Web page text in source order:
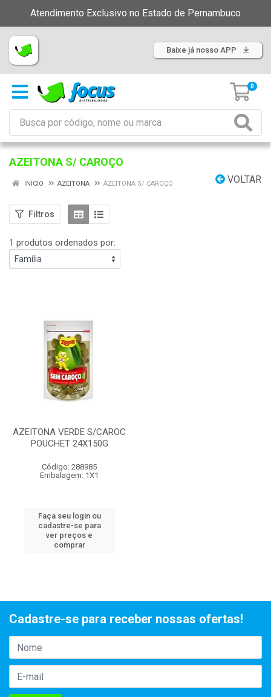
Atendimento Exclusivo no Estado de Pernambuco
Baixe já nosso APP
0
AZEITONA S/ CAROÇO
VOLTAR
INÍCIO AZEITONA AZEITONA S/ CAROÇO
Filtros
1 produtos ordenados por:
AZEITONA VERDE S/CAROC
POUCHET 24X150G
Código: 288985
Embalagem: 1X1
Faça seu login ou
cadastre-se para
ver preços e
comprar
Cadastre-se para receber nossas ofertas!